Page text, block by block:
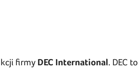
firmy DEC International. DEC to